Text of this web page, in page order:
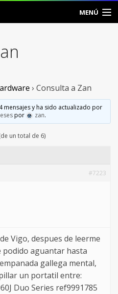
MENÚ
› Consulta a Zan
mensajes y ha sido actualizado por
por zan.
un total de 6)
#7223
Vigo, despues de leerme
podido aguantar hasta
gallega mental,
un portatil entre:
Duo Series ref9991785